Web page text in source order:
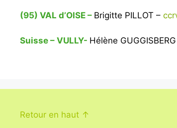
(95) VAL d’OISE – Brigitte PILLOT –
Suisse – VULLY- Hélène
Retour en haut ↑